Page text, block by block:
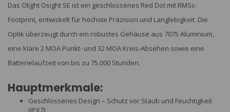
Das Olight Osight SE ist ein geschlossenes Red Dot mit RMSc-
Footprint, entwickelt für höchste Präzision und Langlebigkeit. Die
Optik überzeugt durch ein robustes Gehäuse aus 7075 Aluminium,
eine klare 2 MOA Punkt- und 32 MOA Kreis-Absehen sowie eine
Batterielaufzeit von bis zu 75.000 Stunden.
Hauptmerkmale:
Geschlossenes Design – Schutz vor Staub und Feuchtigkeit
(IPX7)